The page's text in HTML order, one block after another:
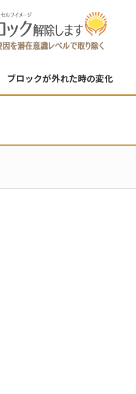
ブロックが外れた時の変化